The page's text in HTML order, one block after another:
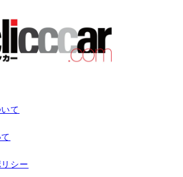
て
シー